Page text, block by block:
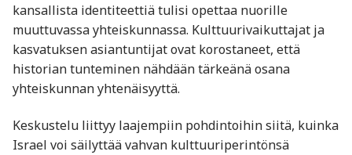
kansallista identiteettiä tulisi opettaa nuorille
muuttuvassa yhteiskunnassa. Kulttuurivaikuttajat ja
kasvatuksen asiantuntijat ovat korostaneet, että
historian tunteminen nähdään tärkeänä osana
yhteiskunnan yhtenäisyyttä.
Keskustelu liittyy laajempiin pohdintoihin siitä, kuinka
Israel voi säilyttää vahvan kulttuuriperintönsä